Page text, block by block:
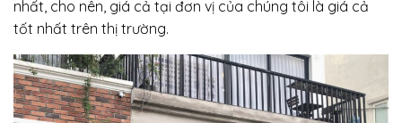
nhất, cho nên, giá cả tại đơn vị của chúng tôi là giá cả
tốt nhất trên thị trường.